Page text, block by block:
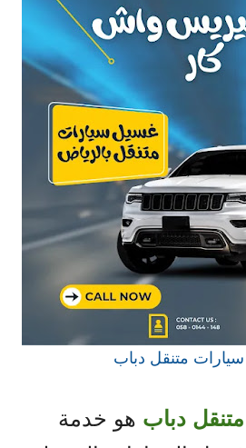
متنقل دباب
دباب هو خدمة